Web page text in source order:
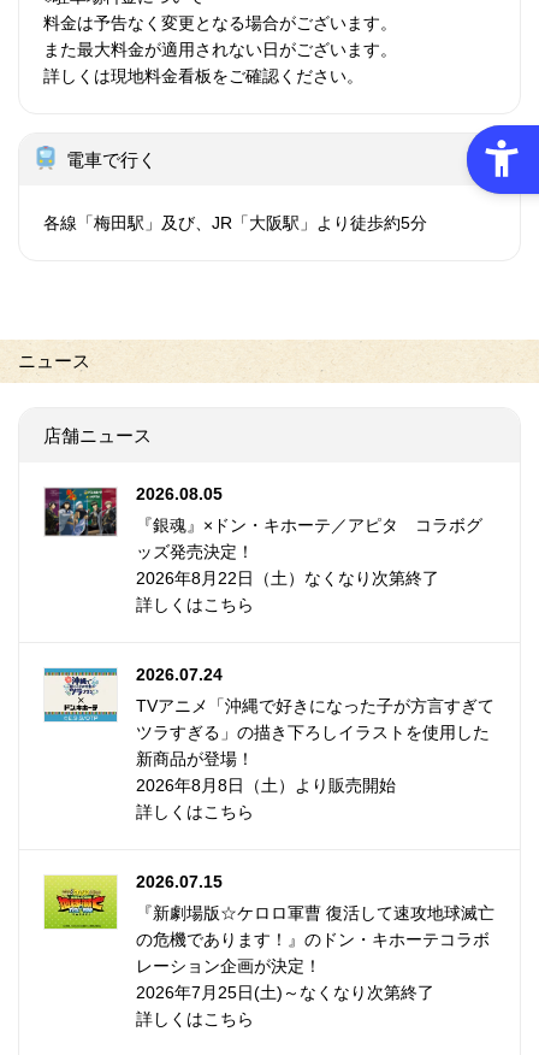
料金は予告なく変更となる場合がございます。
また最大料金が適用されない日がございます。
詳しくは現地料金看板をご確認ください。
電車で行く
各線「梅田駅」及び、JR「大阪駅」より徒歩約5分
ニュース
店舗ニュース
2026.08.05
『銀魂』×ドン・キホーテ／アピタ コラボグ
ッズ発売決定！
2026年8月22日（土）なくなり次第終了
詳しくはこちら
2026.07.24
TVアニメ「沖縄で好きになった子が方言すぎて
ツラすぎる」の描き下ろしイラストを使用した
新商品が登場！
2026年8月8日（土）より販売開始
詳しくはこちら
2026.07.15
『新劇場版☆ケロロ軍曹 復活して速攻地球滅亡
の危機であります！』のドン・キホーテコラボ
レーション企画が決定！
2026年7月25日(土)～なくなり次第終了
詳しくはこちら